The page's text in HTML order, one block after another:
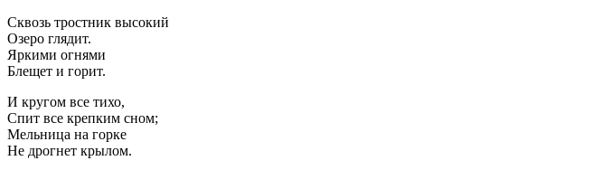
Сквозь тростник высокий
Озеро глядит.
Яркими огнями
Блещет и горит.
И кругом все тихо,
Спит все крепким сном;
Мельница на горке
Не дрогнет крылом.